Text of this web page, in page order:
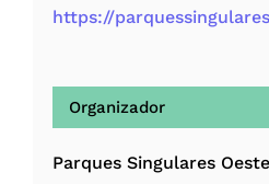
https://
Organizador
Parques Singulares Oeste